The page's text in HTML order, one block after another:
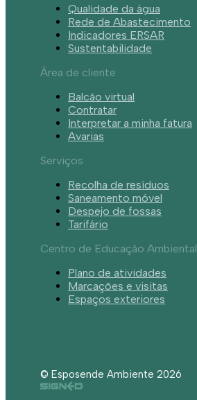
Qualidade da água
Rede de Abastecimento
Indicadores ERSAR
Sustentabilidade
Área de cliente
Balcão virtual
Contratar
Interpretar a minha fatura
Avarias
Serviços
Recolha de resíduos
Saneamento móvel
Despejo de fossas
Tarifário
Centro de Educação Ambiental
Plano de atividades
Marcações e visitas
Espaços exteriores
© Esposende Ambiente 2026